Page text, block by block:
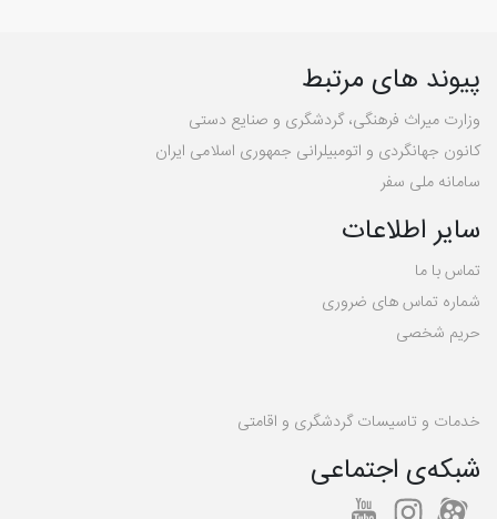
پیوند های مرتبط
وزارت میراث فرهنگی، گردشگری و صنایع دستی
کانون جهانگردی و اتومبیلرانی جمهوری اسلامی ایران
سامانه ملی سفر
سایر اطلاعات
تماس با ما
شماره تماس های ضروری
حریم شخصی
خدمات و تاسیسات گردشگری و اقامتی
شبکه‌ی اجتماعی